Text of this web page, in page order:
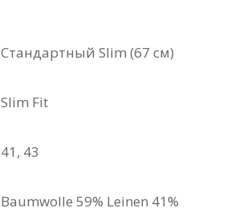
Стандартный Slim (67 см)
Slim Fit
41, 43
Baumwolle 59% Leinen 41%